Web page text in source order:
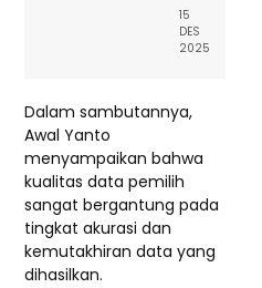
15
DES
2025
Dalam sambutannya,
Awal Yanto
menyampaikan bahwa
kualitas data pemilih
sangat bergantung pada
tingkat akurasi dan
kemutakhiran data yang
dihasilkan.